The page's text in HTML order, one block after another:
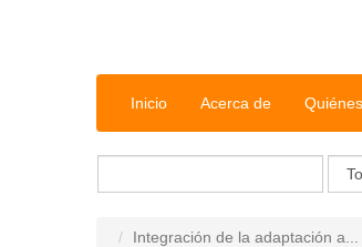
Inicio Acerca de
Integración de la adaptación a...